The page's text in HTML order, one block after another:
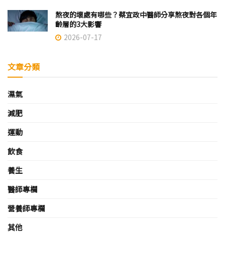
熬夜的壞處有哪些？蔡宜政中醫師分享熬夜對各個年
齡層的3大影響
2026-07-17
文章分類
濕氣
減肥
運動
飲食
養生
醫師專欄
營養師專欄
其他